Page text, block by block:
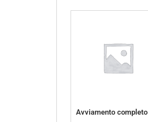
Avviamento completo